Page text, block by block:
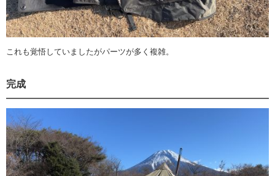
これも覚悟していましたがパーツが多く複雑。
完成